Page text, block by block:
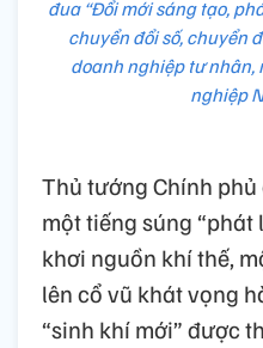
đua “Đổi mới sáng tạo,
chuyển đổi số, chuyển
doanh nghiệp tư nhân,
nghiệp
Thủ tướng Chính
một tiếng súng “phát
khơi nguồn khí thế,
lên cổ vũ khát vọng
“sinh khí mới” được